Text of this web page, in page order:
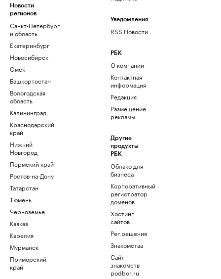
Новости
регионов
Санкт-Петербург
и область
Екатеринбург
Новосибирск
Омск
Башкортостан
Вологодская
область
Калининград
Краснодарский
край
Нижний
Новгород
Пермский край
Ростов-на-Дону
Татарстан
Тюмень
Черноземье
Кавказ
Карелия
Мурманск
Приморский
край
Уведомления
RSS Новости
РБК
О компании
Контактная
информация
Редакция
Размещение
рекламы
Другие
продукты
РБК
Облако для
бизнеса
Корпоративный
регистратор
доменов
Хостинг
сайтов
Рег.решения
Знакомства
Сайт
знакомств
podbor.ru